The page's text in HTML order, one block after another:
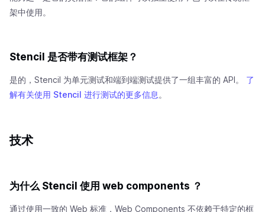
架中使用。
Stencil 是否带有测试框架？
是的，Stencil 为单元测试和端到端测试提供了一组丰富的 API。 了
解有关使用 Stencil 进行测试的更多信息 。
技术
为什么 Stencil 使用 web components ？
通过使用一致的 Web 标准，Web Components 不依赖于特定的框